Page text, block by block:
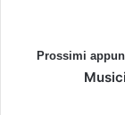
Prossimi